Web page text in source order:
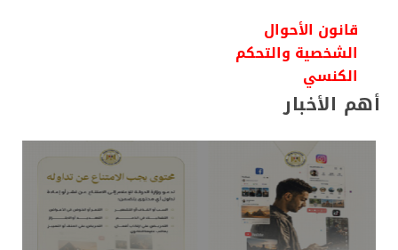
قانون الأحوال
الشخصية والتحكم
الكنسي
أهم الأخبار